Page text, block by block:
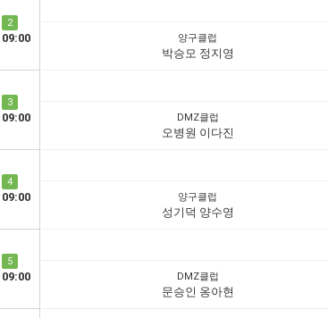
2
09:00 양구클럽
박승모 정지영
3
09:00 DMZ클럽
오병원 이다진
4
09:00 양구클럽
성기덕 양수영
5
09:00 DMZ클럽
문승인 옹아현